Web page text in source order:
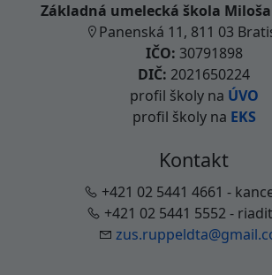
Základná umelecká škola
Panenská 11, 811 03
IČO: 30791898
DIČ: 2021650224
profil školy na ÚVO
profil školy na EKS
Kontakt
+421 02 5441 4661 -
+421 02 5441 5552 -